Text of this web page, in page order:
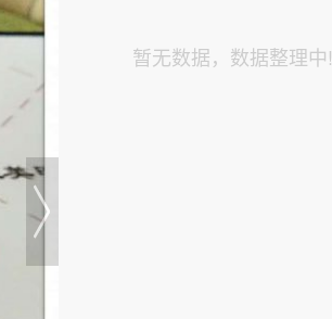
暂无数据，数据整理中!